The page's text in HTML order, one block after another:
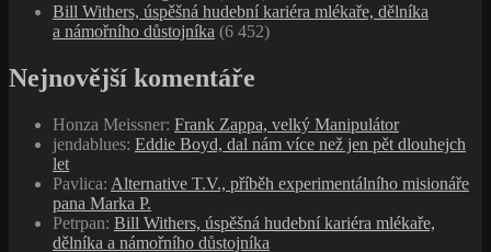
Dig Deeper with… Jazzman Records
forget what you think you know about
jazz music!